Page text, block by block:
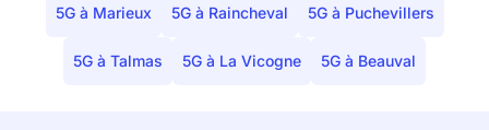
5G à Marieux 5G à Raincheval 5G à Puchevillers
5G à Talmas 5G à La Vicogne 5G à Beauval